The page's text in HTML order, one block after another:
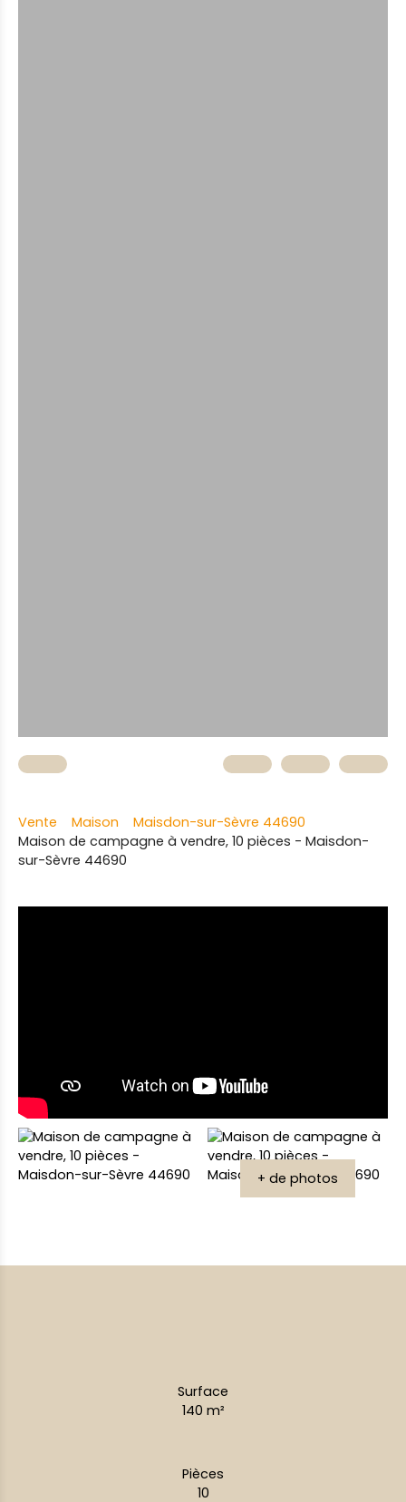
Vente Maison
Maisdon-sur-Sèvre 44690
Maison de campagne à vendre, 10 pièces - Maisdon-
sur-Sèvre 44690
+ de photos
Surface
140 m²
Pièces
10